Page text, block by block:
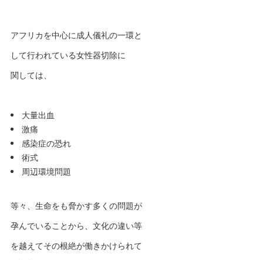
アフリカを中心に成人儀礼の一環と
して行われている女性器切除に
関しては、
大量出血
激痛
感染症の恐れ
術式
周辺環境問題
等々、生命をも脅かす多くの問題が
孕んでいることから、文化の違い等
を越えてその根絶が働きかけられて